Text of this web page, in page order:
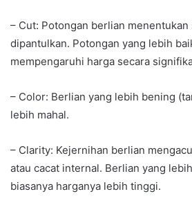
– Cut: Potongan berlian menentukan
dipantulkan. Potongan yang lebih
mempengaruhi harga secara
– Color: Berlian yang lebih bening
lebih mahal.
– Clarity: Kejernihan berlian
atau cacat internal. Berlian yang
biasanya harganya lebih tinggi.